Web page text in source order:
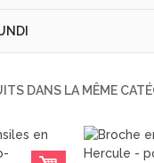
DANS LA MÊME